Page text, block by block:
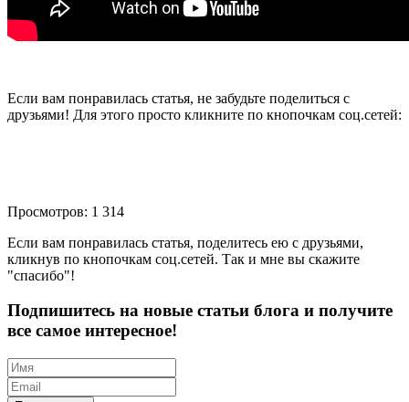
Если вам понравилась статья, не забудьте поделиться с
друзьями! Для этого просто кликните по кнопочкам соц.сетей:
Просмотров: 1 314
Если вам понравилась статья, поделитесь ею с друзьями,
кликнув по кнопочкам соц.сетей. Так и мне вы скажите
"спасибо"!
Подпишитесь на новые статьи блога и получите
все самое интересное!